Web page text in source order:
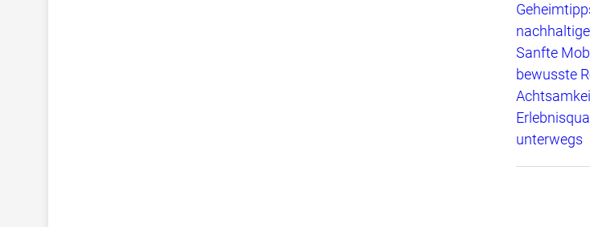
Sanfte
bewusste
unterwegs